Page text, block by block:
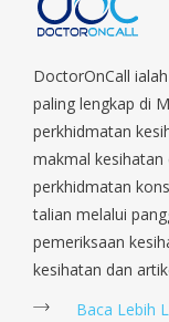
Orchard, Pasir Ris,
Sengkang,
Payoh, Tanjong
Tengah, Upper
Woodlands, West
DoctorOnCall
paling lengkap di
perkhidmatan
makmal kesihatan
perkhidmatan
talian melalui
pemeriksaan
kesihatan dan
Baca Lebih